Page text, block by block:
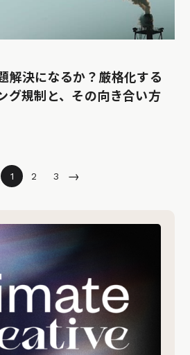
解決になるか？厳格化する
グ規制と、その向き合い方
1 2 3 →